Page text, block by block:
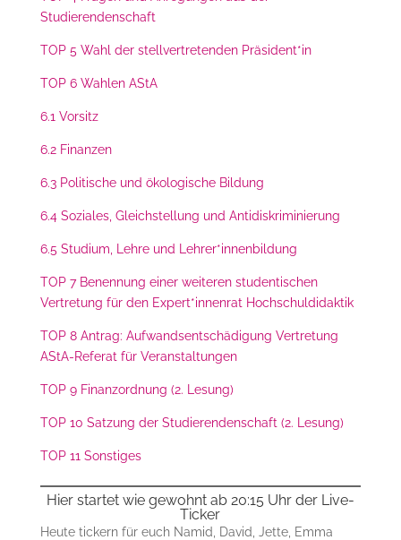
Studierendenschaft
TOP 5 Wahl der stellvertretenden Präsident*in
TOP 6 Wahlen AStA
6.1 Vorsitz
6.2 Finanzen
6.3 Politische und ökologische Bildung
6.4 Soziales, Gleichstellung und Antidiskriminierung
6.5 Studium, Lehre und Lehrer*innenbildung
TOP 7 Benennung einer weiteren studentischen
Vertretung für den Expert*innenrat Hochschuldidaktik
TOP 8 Antrag: Aufwandsentschädigung Vertretung
AStA-Referat für Veranstaltungen
TOP 9 Finanzordnung (2. Lesung)
TOP 10 Satzung der Studierendenschaft (2. Lesung)
TOP 11 Sonstiges
Hier startet wie gewohnt ab 20:15 Uhr der Live-
Ticker
Heute tickern für euch Namid, David, Jette, Emma